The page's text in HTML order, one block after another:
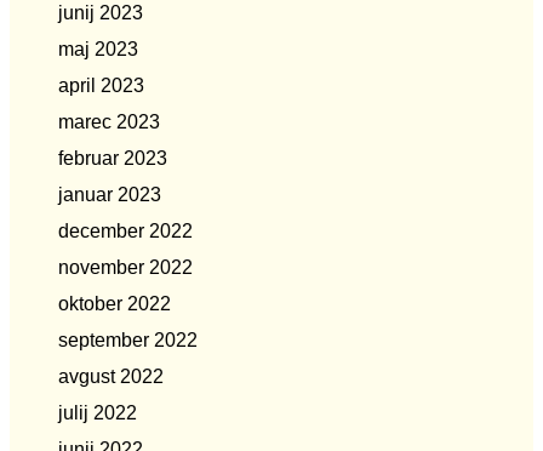
junij 2023
maj 2023
april 2023
marec 2023
februar 2023
januar 2023
december 2022
november 2022
oktober 2022
september 2022
avgust 2022
julij 2022